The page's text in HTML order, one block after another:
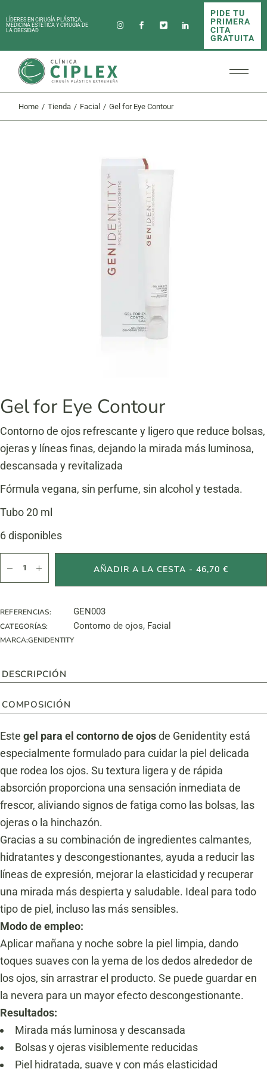
to
theLÍDERES EN CIRUGÍA PLÁSTICA,
MEDICINA ESTÉTICA Y CIRUGÍA DE
LA OBESIDAD
PIDE TU
PRIMERA
CITA
GRATUITA
Home Tienda Facial Gel for Eye Contour
Gel for Eye Contour
Contorno de ojos refrescante y ligero que reduce bolsas,
ojeras y líneas finas, dejando la mirada más luminosa,
descansada y revitalizada
Fórmula vegana, sin perfume, sin alcohol y testada.
Tubo 20 ml
6 disponibles
AÑADIR A LA CESTA - 46,70 €
REFERENCIAS: GEN003
CATEGORÍAS: Contorno de ojos, Facial
MARCA:GENIDENTITY
DESCRIPCIÓN
COMPOSICIÓN
Este gel para el contorno de ojosde Genidentity está
especialmente formulado para cuidar la piel delicada
que rodea los ojos. Su textura ligera y de rápida
absorción proporciona una sensación inmediata de
frescor, aliviando signos de fatiga como las bolsas, las
ojeras o la hinchazón.
Gracias a su combinación de ingredientes calmantes,
hidratantes y descongestionantes, ayuda a reducir las
líneas de expresión, mejorar la elasticidad y recuperar
una mirada más despierta y saludable. Ideal para todo
tipo de piel, incluso las más sensibles.
Modo de empleo:
Aplicar mañana y noche sobre la piel limpia, dando
toques suaves con la yema de los dedos alrededor de
los ojos, sin arrastrar el producto. Se puede guardar en
la nevera para un mayor efecto descongestionante.
Resultados:
Mirada más luminosa y descansada
Bolsas y ojeras visiblemente reducidas
Piel hidratada, suave y con más elasticidad